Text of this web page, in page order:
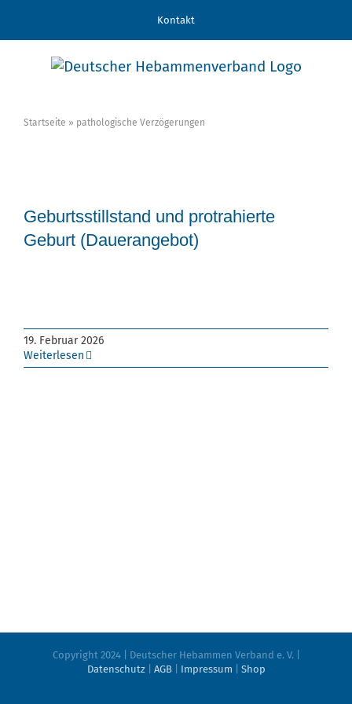
Kontakt
Startseite » pathologische Verzögerungen
Geburtsstillstand und protrahierte
Geburt (Dauerangebot)
19. Februar 2026
Weiterlesen
Copyright 2024 | Deutscher Hebammen Verband e. V. |
Datenschutz| AGB| Impressum Shop